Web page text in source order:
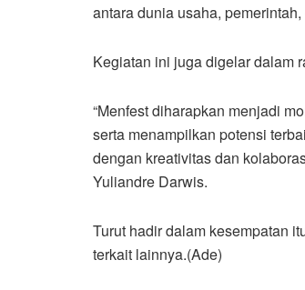
antara dunia usaha,
Kegiatan ini juga digelar dalam
“Menfest diharapkan menjadi
serta menampilkan potensi
dengan kreativitas dan
Yuliandre Darwis.
Turut hadir dalam kesempatan
terkait lainnya.(Ade)